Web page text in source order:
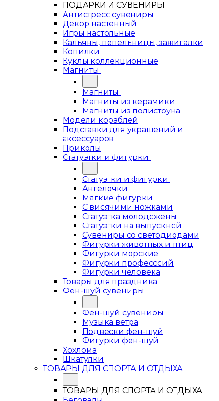
ПОДАРКИ И СУВЕНИРЫ
Антистресс сувениры
Декор настенный
Игры настольные
Кальяны, пепельницы, зажигалки
Копилки
Куклы коллекционные
Магниты
Магниты
Магниты из керамики
Магниты из полистоуна
Модели кораблей
Подставки для украшений и
аксессуаров
Приколы
Статуэтки и фигурки
Статуэтки и фигурки
Ангелочки
Мягкие фигурки
С висячими ножками
Статуэтка молодожены
Статуэтки на выпускной
Сувениры со светодиодами
Фигурки животных и птиц
Фигурки морские
Фигурки професссий
Фигурки человека
Товары для праздника
Фен-шуй сувениры
Фен-шуй сувениры
Музыка ветра
Подвески фен-шуй
Фигурки фен-шуй
Хохлома
Шкатулки
ТОВАРЫ ДЛЯ СПОРТА И ОТДЫХА
ТОВАРЫ ДЛЯ СПОРТА И ОТДЫХА